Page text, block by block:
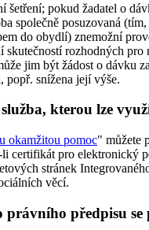
šetření; pokud žadatel o
společně posuzovaná
do obydlí) znemožní
skutečností rozhodných pro
jim být žádost o dávku
popř. snížena její výše.
kterou lze
okamžitou pomoc" můžete
certifikát pro elektronický
stránek
věcí.
právního předpisu se